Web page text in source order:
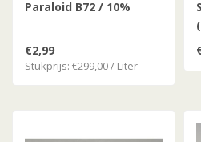
Paraloid B72 / 10%
€2,99
Stukprijs: €299,00 / Liter